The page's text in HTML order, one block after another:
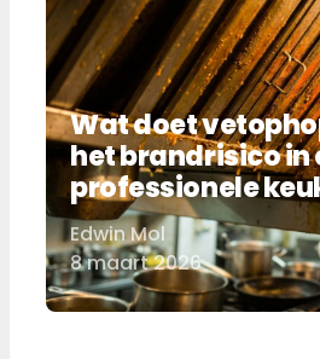
Wat doet
het brandrisico in
professionele
Door
Edwin Mol
8 maart 2026